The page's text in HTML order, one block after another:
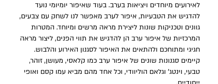
לאירועים מיוחדים ויציאות בערב. בעוד שאיפור יומיומי נועד
להדגיש את הטבעיות, איפור לערב מאפשר לנו לשחק עם צבעים,
גוונים וטכניקות שונות ליצירת מראה מרשים ומיוחד. המטרות
המרכזיות של איפור ערב הן להדגיש את תווי הפנים, ליצור מראה
חגיגי ומתוחכם ולהתאים את האיפור לסגנון האירוע והלבוש.
קיימים סגנונות שונים של איפור ערב כמו קלאסי, מעושן, זוהר,
טבעי, וינטג’ וגלאם הוליוודי, וכל אחד מהם מביא עמו קסם ואופי